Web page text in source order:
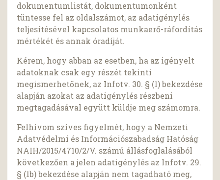
dokumentumlistát, dokumentumonként
tüntesse fel az oldalszámot, az adatigénylés
teljesítésével kapcsolatos munkaerő-ráfordítás
mértékét és annak óradíját.
Kérem, hogy abban az esetben, ha az igényelt
adatoknak csak egy részét tekinti
megismerhetőnek, az Infotv. 30. § (1) bekezdése
alapján azokat az adatigénylés részbeni
megtagadásával együtt küldje meg számomra.
Felhívom szíves figyelmét, hogy a Nemzeti
Adatvédelmi és Információszabadság Hatóság
NAIH/2015/4710/2/V. számú állásfoglalásából
következően a jelen adatigénylés az Infotv. 29.
§ (1b) bekezdése alapján nem tagadható meg,